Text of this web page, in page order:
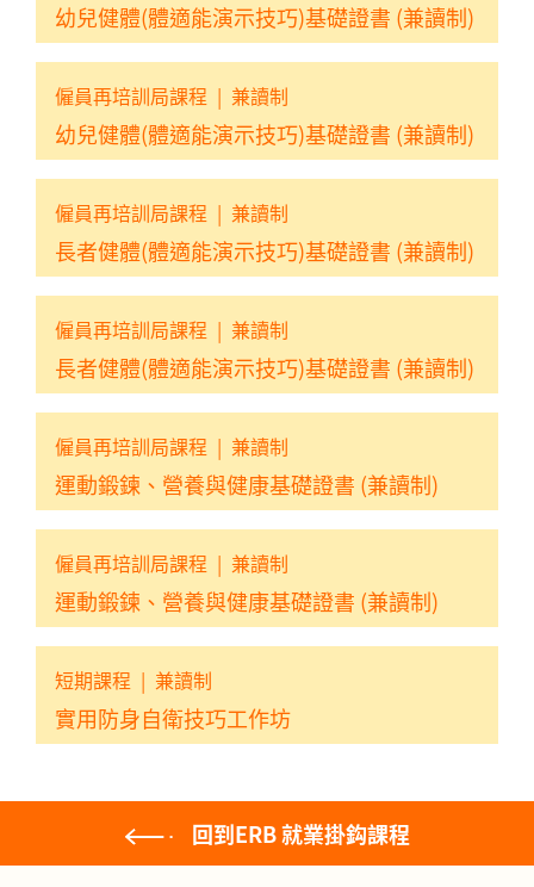
幼兒健體(體適能演示技巧)基礎證書 (兼讀制)
僱員再培訓局課程 | 兼讀制
幼兒健體(體適能演示技巧)基礎證書 (兼讀制)
僱員再培訓局課程 | 兼讀制
長者健體(體適能演示技巧)基礎證書 (兼讀制)
僱員再培訓局課程 | 兼讀制
長者健體(體適能演示技巧)基礎證書 (兼讀制)
僱員再培訓局課程 | 兼讀制
運動鍛鍊、營養與健康基礎證書 (兼讀制)
僱員再培訓局課程 | 兼讀制
運動鍛鍊、營養與健康基礎證書 (兼讀制)
短期課程 | 兼讀制
實用防身自衛技巧工作坊
回到ERB 就業掛鈎課程